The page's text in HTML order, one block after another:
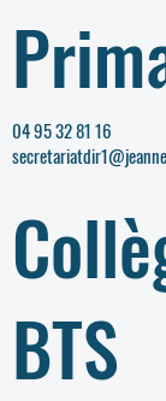
04 95 32 81 16
BTS